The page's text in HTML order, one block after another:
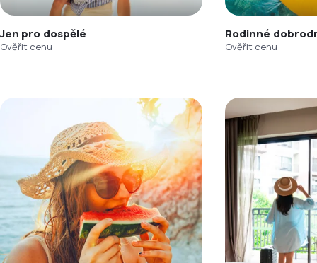
Jen pro dospělé
Ověřit cenu
Rodinné
Ověřit cenu